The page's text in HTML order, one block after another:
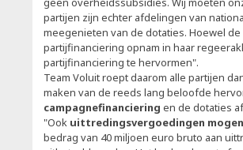
partijen zijn echter afdelingen van
meegenieten van de dotaties. Hoewel
partijfinanciering opnam in haar
partijfinanciering te hervormen".
Team Voluit roept daarom alle partijen
maken van de reeds lang beloofde
campagnefinanciering en de dotaties
"Ook uittredingsvergoedingen
bedrag van 40 miljoen euro bruto aan